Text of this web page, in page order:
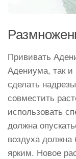
Прививать
Адениума, так
сделать
совместить
использовать
должна
воздуха
ярким. Новое